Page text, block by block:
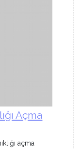
Açma
açma